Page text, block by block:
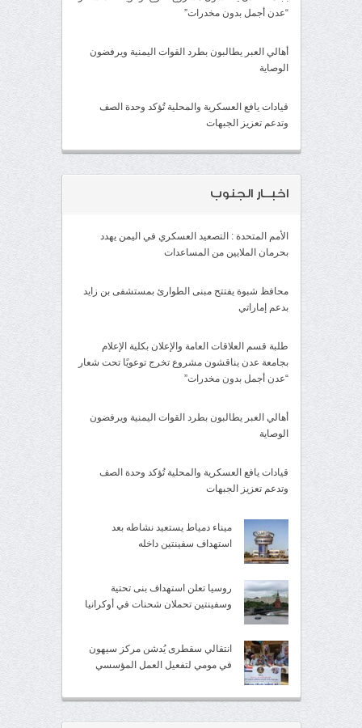
“عدن أجمل بدون مخدرات”
أهالي العبر يطالبون بطرد القوات اليمنية ويرفضون
الوصاية
قيادات يافع العسكرية والمحلية تُؤكد وحدة الصف
وتدعم تعزيز الجبهات
اخبــار الجنوب
الأمم المتحدة : التصعيد العسكري في اليمن يهدد
بحرمان الملايين من المساعدات
محافظ شبوة يفتتح مبنى الطوارئ بمستشفى بن زايد
بدعم إماراتي
طلبة قسم العلاقات العامة والإعلان بكلية الإعلام
بجامعة عدن يناقشون مشروع تخرج توعويًا تحت شعار
“عدن أجمل بدون مخدرات”
أهالي العبر يطالبون بطرد القوات اليمنية ويرفضون
الوصاية
قيادات يافع العسكرية والمحلية تُؤكد وحدة الصف
وتدعم تعزيز الجبهات
ميناء دمياط يستعيد نشاطه بعد
استهداف سفينتين داخله
روسيا تعلن استهداف بنى تحتية
وسفينتين تحملان شحنات في أوكرانيا
انتقالي سقطرى يُدشن مركز سيهون
في مومي لتفعيل العمل المؤسسي